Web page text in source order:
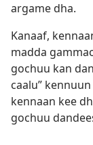
argame dha.
Kanaaf,
madda
gochuu kan
caalu”
kennaan kee
gochuu